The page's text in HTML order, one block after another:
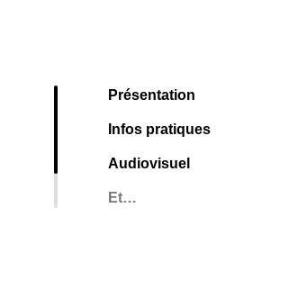
Présentation
Infos pratiques
Audiovisuel
Et…